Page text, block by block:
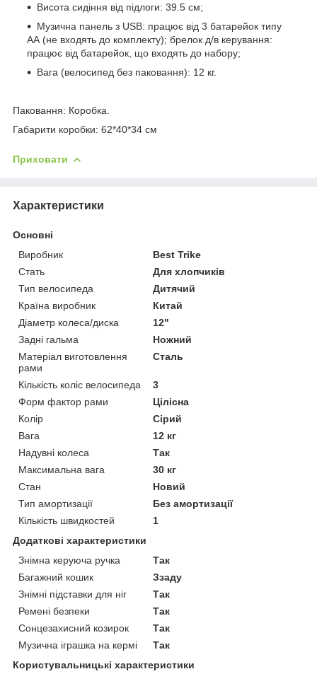
Висота сидіння від підлоги: 39.5 см;
Музична панель з USB: працює від 3 батарейок типу
АА (не входять до комплекту); брелок д/в керування:
працює від батарейок, що входять до набору;
Вага (велосипед без паковання): 12 кг.
Паковання: Коробка.
Габарити коробки: 62*40*34 см
Приховати
Характеристики
Основні
Виробник
Best Trike
Стать
Для хлопчиків
Тип велосипеда
Дитячий
Країна виробник
Китай
Діаметр колеса/диска
12"
Задні гальма
Ножний
Матеріал виготовлення
рами
Сталь
Кількість коліс велосипеда
3
Форм фактор рами
Цілісна
Колір
Сірий
Вага
12 кг
Надувні колеса
Так
Максимальна вага
30 кг
Стан
Новий
Тип амортизації
Без амортизації
Кількість швидкостей
1
Додаткові характеристики
Знімна керуюча ручка
Так
Багажний кошик
Ззаду
Знімні підставки для ніг
Так
Ремені безпеки
Так
Сонцезахисний козирок
Так
Музична іграшка на кермі
Так
Користувальницькі характеристики